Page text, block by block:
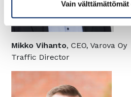
Vain välttämättömät
Mikko Vihanto, CEO, Varova
Traffic Director